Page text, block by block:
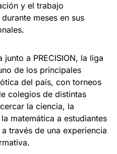
y el trabajo
meses en sus
a PRECISION, la liga
de los principales
del país, con torneos
colegios de distintas
la ciencia, la
matemática a estudiantes
través de una experiencia